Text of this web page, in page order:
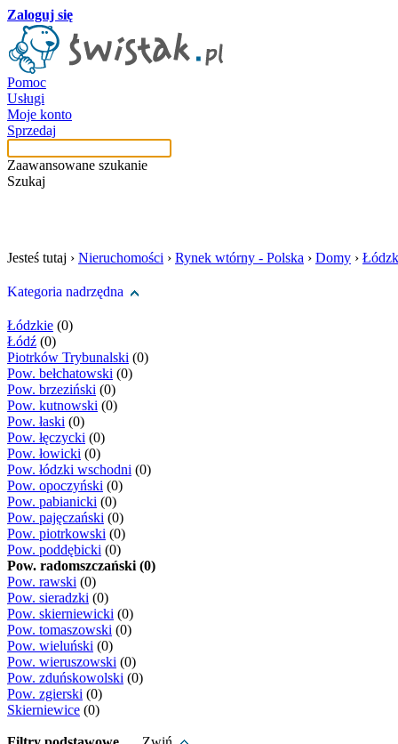
Zaloguj się
Pomoc
Usługi
Moje konto
Sprzedaj
Zaawansowane szukanie
Szukaj
Jesteś tutaj › Nieruchomości › Rynek wtórny - Polska › Domy ›
Kategoria nadrzędna
Łódzkie (0)
Łódź (0)
Piotrków Trybunalski (0)
Pow. bełchatowski (0)
Pow. brzeziński (0)
Pow. kutnowski (0)
Pow. łaski (0)
Pow. łęczycki (0)
Pow. łowicki (0)
Pow. łódzki wschodni (0)
Pow. opoczyński (0)
Pow. pabianicki (0)
Pow. pajęczański (0)
Pow. piotrkowski (0)
Pow. poddębicki (0)
Pow. radomszczański (0)
Pow. rawski (0)
Pow. sieradzki (0)
Pow. skierniewicki (0)
Pow. tomaszowski (0)
Pow. wieluński (0)
Pow. wieruszowski (0)
Pow. zduńskowolski (0)
Pow. zgierski (0)
Skierniewice (0)